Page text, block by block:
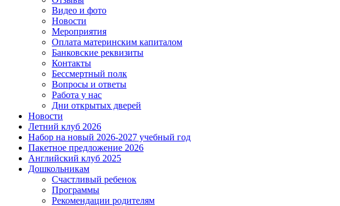
Видео и фото
Новости
Мероприятия
Оплата материнским капиталом
Банковские реквизиты
Контакты
Бессмертный полк
Вопросы и ответы
Работа у нас
Дни открытых дверей
Новости
Летний клуб 2026
Набор на новый 2026-2027 учебный год
Пакетное предложение 2026
Английский клуб 2025
Дошкольникам
Счастливый ребенок
Программы
Рекомендации родителям